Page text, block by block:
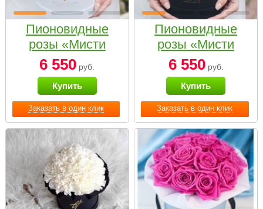
Заказать в один клик
Пионовидные
розы «Мисти
бабблс» в белой
коробке Small
6 550 руб.
Купить
Заказать в один клик
Пионовидные
розы «Мисти
бабблс» в
черной коробке
Small
6 550руб.
Купить